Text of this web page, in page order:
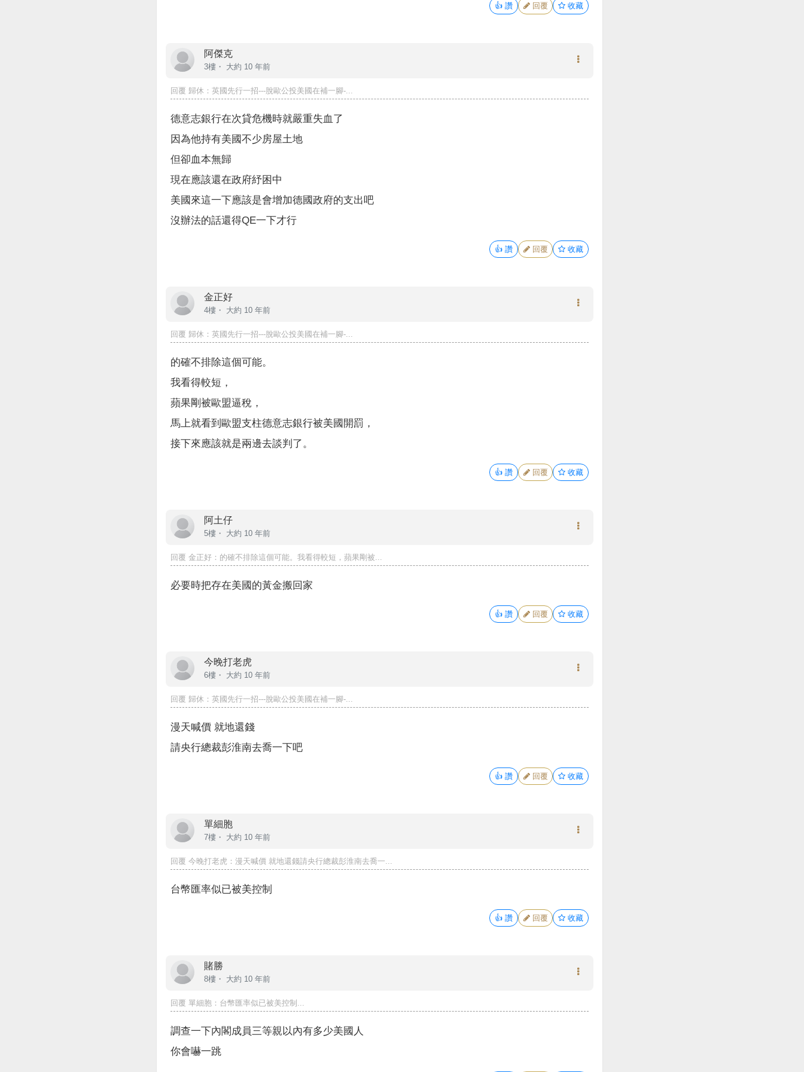
👍 讚 回覆 收藏
阿傑克
3樓・ 大約 10 年前
回覆 歸休 ：英國先行一招---脫歐公投美國在補一腳-...
德意志銀行在次貸危機時就嚴重失血了
因為他持有美國不少房屋土地
但卻血本無歸
現在應該還在政府紓困中
美國來這一下應該是會增加德國政府的支出吧
沒辦法的話還得QE一下才行
👍 讚 回覆 收藏
金正好
4樓・ 大約 10 年前
回覆 歸休 ：英國先行一招---脫歐公投美國在補一腳-...
的確不排除這個可能。
我看得較短，
蘋果剛被歐盟逼稅，
馬上就看到歐盟支柱德意志銀行被美國開罰，
接下來應該就是兩邊去談判了。
👍 讚 回覆 收藏
阿土仔
5樓・ 大約 10 年前
回覆金正好 ：的確不排除這個可能。我看得較短，蘋果剛被...
必要時把存在美國的黃金搬回家
👍 讚 回覆 收藏
今晚打老虎
6樓・ 大約 10 年前
回覆 歸休 ：英國先行一招---脫歐公投美國在補一腳-...
漫天喊價 就地還錢
請央行總裁彭淮南去喬一下吧
👍 讚 回覆 收藏
單細胞
7樓・ 大約 10 年前
回覆今晚打老虎 ：漫天喊價 就地還錢請央行總裁彭淮南去喬一...
台幣匯率似已被美控制
👍 讚 回覆 收藏
賭勝
8樓・ 大約 10 年前
回覆單細胞 ：台幣匯率似已被美控制...
調查一下內閣成員三等親以內有多少美國人
你會嚇一跳